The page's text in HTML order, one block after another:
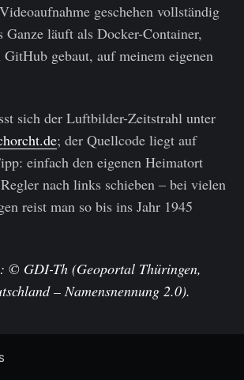
geschehen vollständig
Ganze läuft als Docker-Container,
gebaut, auf meinem eigenen
sich der Luftbilder-Zeitstrahl unter
; der Quellcode liegt auf
einfach den eigenen Heimatort
nach links schieben – bei vielen
reist man so bis ins Jahr 1945
© GDI-Th (Geoportal Thüringen,
– Namensnennung 2.0).